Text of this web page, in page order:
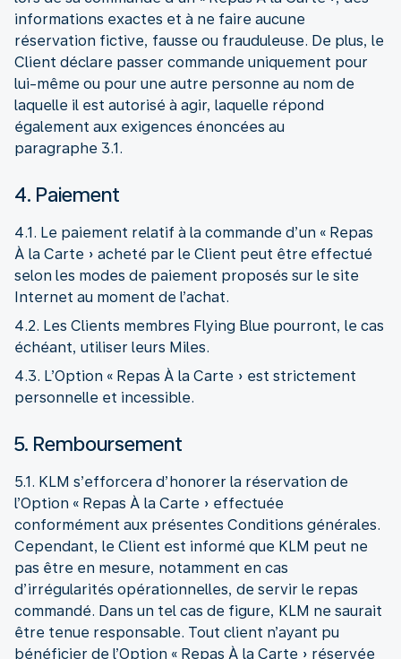
informations exactes et à ne faire aucune
réservation fictive, fausse ou frauduleuse. De plus, le
Client déclare passer commande uniquement pour
lui-même ou pour une autre personne au nom de
laquelle il est autorisé à agir, laquelle répond
également aux exigences énoncées au
paragraphe 3.1.
4. Paiement
4.1. Le paiement relatif à la commande d’un « Repas
À la Carte » acheté par le Client peut être effectué
selon les modes de paiement proposés sur le site
Internet au moment de l’achat.
4.2. Les Clients membres Flying Blue pourront, le cas
échéant, utiliser leurs Miles.
4.3. L’Option « Repas À la Carte » est strictement
personnelle et incessible.
5. Remboursement
5.1. KLM s’efforcera d’honorer la réservation de
l’Option « Repas À la Carte » effectuée
conformément aux présentes Conditions générales.
Cependant, le Client est informé que KLM peut ne
pas être en mesure, notamment en cas
d’irrégularités opérationnelles, de servir le repas
commandé. Dans un tel cas de figure, KLM ne saurait
être tenue responsable. Tout client n’ayant pu
bénéficier de l’Option « Repas À la Carte » réservée